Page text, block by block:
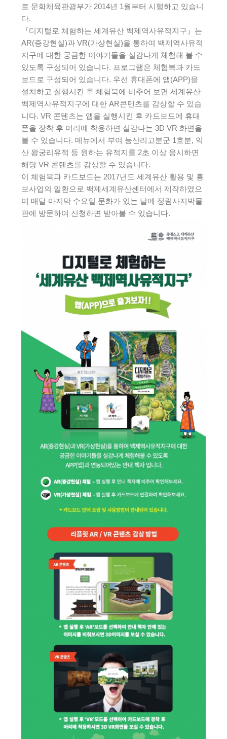
로 문화체육관광부가 2014년 1월부터 시행하고 있습니
다.
『디지털로 체험하는 세계유산 백제역사유적지구』는
AR(증강현실)과 VR(가상현실)을 통하여 백제역사유적
지구에 대한 궁금한 이야기들을 실감나게 체험해 볼 수
있도록 구성되어 있습니다. 프로그램은 체험북과 카드
보드로 구성되어 있습니다. 우선 휴대폰에 앱(APP)을
설치하고 실행시킨 후 체험북에 비추어 보면 세계유산
백제역사유적지구에 대한 AR콘텐츠를 감상할 수 있습
니다. VR 콘텐츠는 앱을 실행시킨 후 카드보드에 휴대
폰을 장착 후 머리에 착용하면 실감나는 3D VR 화면을
볼 수 있습니다. 메뉴에서 부여 능산리고분군 1호분, 익
산 왕궁리유적 등 원하는 유적지를 2초 이상 응시하면
해당 VR 콘텐츠를 감상할 수 있습니다.
이 체험북과 카드보드는 2017년도 세계유산 활용 및 홍
보사업의 일환으로 백제세계유산센터에서 제작하였으
며 매달 마지막 수요일 문화가 있는 날에 정림사지박물
관에 방문하여 신청하면 받아볼 수 있습니다.